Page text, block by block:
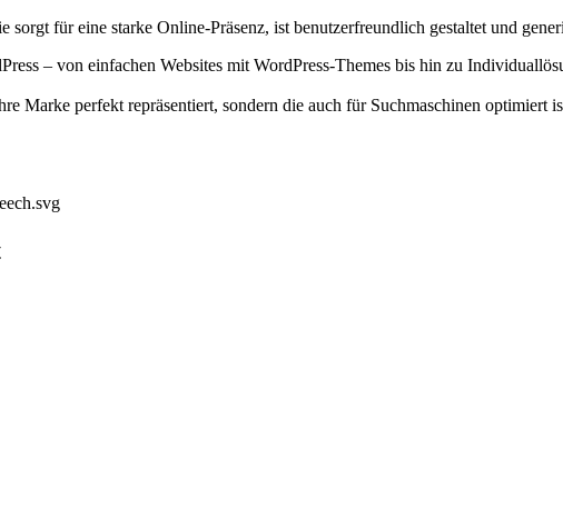
sorgt für eine starke Online-Präsenz, ist benutzerfreundlich gestaltet und
– von einfachen Websites mit WordPress-Themes bis hin zu
Marke perfekt repräsentiert, sondern die auch für Suchmaschinen